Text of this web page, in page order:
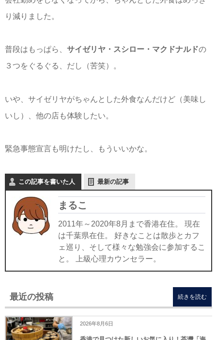
り減りました。
普段はもっぱら、 サイゼリヤ・スシロー・マクドナルドの
３つをぐるぐる、だし（苦笑）。
いや、サイゼリヤがちゃんとした外食なんだけど（美味し
いし）、他の店も体験したい。
緊急事態宣言も明けたし、もういいかな。
この記事を書いた人 最新の記事
まるこ
2011年～2020年8月まで香港在住。 現在
は千葉県在住。 好きなことは散歩とカフ
ェ巡り、そして様々な勉強会に参加するこ
と。 上級心理カウンセラー。
最近の投稿
2026年8月6日
続きを読む